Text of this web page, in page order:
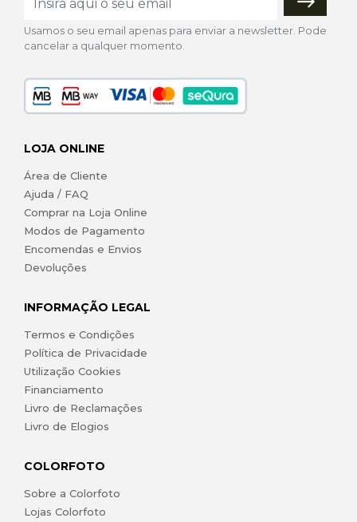
Usamos o seu email apenas para enviar a newsletter. Pode
cancelar a qualquer momento.
LOJA ONLINE
Área de Cliente
Ajuda / FAQ
Comprar na Loja Online
Modos de Pagamento
Encomendas e Envios
Devoluções
INFORMAÇÃO LEGAL
Termos e Condições
Política de Privacidade
Utilização Cookies
Financiamento
Livro de Reclamações
Livro de Elogios
COLORFOTO
Sobre a Colorfoto
Lojas Colorfoto